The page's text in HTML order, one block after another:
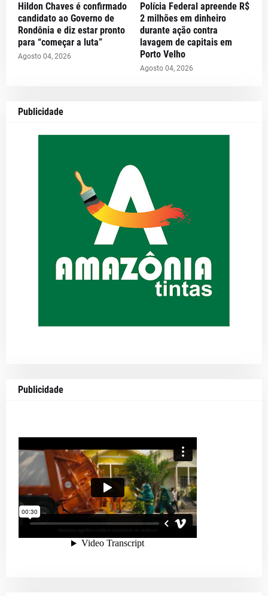
Hildon Chaves é confirmado
candidato ao Governo de
Rondônia e diz estar pronto
para “começar a luta”
Agosto 04, 2026
Polícia Federal apreende R$
2 milhões em dinheiro
durante ação contra
lavagem de capitais em
Porto Velho
Agosto 04, 2026
Publicidade
Publicidade